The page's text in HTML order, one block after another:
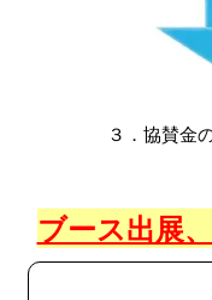
３．協賛金
ブース出展